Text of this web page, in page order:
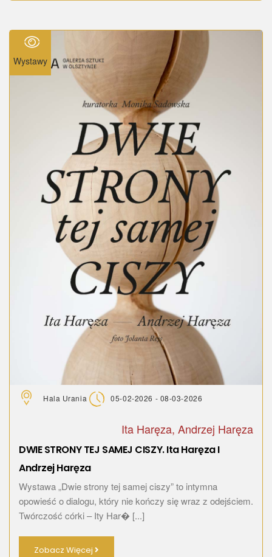
Wystawy
Hala Urania 05-02-2026 - 08-03-2026
Ita Haręza, Andrzej Haręza
DWIE STRONY TEJ SAMEJ CISZY. Ita Haręza I
Andrzej Haręza
Wystawa „Dwie strony tej samej ciszy” to intymna
opowieść o dialogu, który nie kończy się wraz z odejściem.
Twórczość córki – Ity Har� [...]
Zobacz Więcej